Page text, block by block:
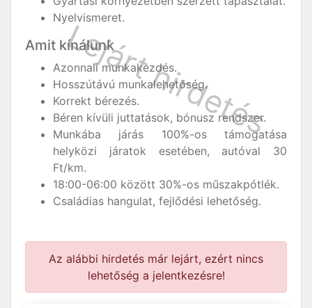
Nyelvismeret.
Amit kínálunk
Azonnali munkakezdés.
Hosszútávú munkalehetőség.
Korrekt bérezés.
Béren kívüli juttatások, bónusz rendszer.
Munkába járás 100%-os támogatása
helyközi járatok esetében, autóval 30
Ft/km.
18:00-06:00 között 30%-os műszakpótlék.
Családias hangulat, fejlődési lehetőség.
Az alábbi hirdetés már lejárt, ezért nincs
lehetőség a jelentkezésre!